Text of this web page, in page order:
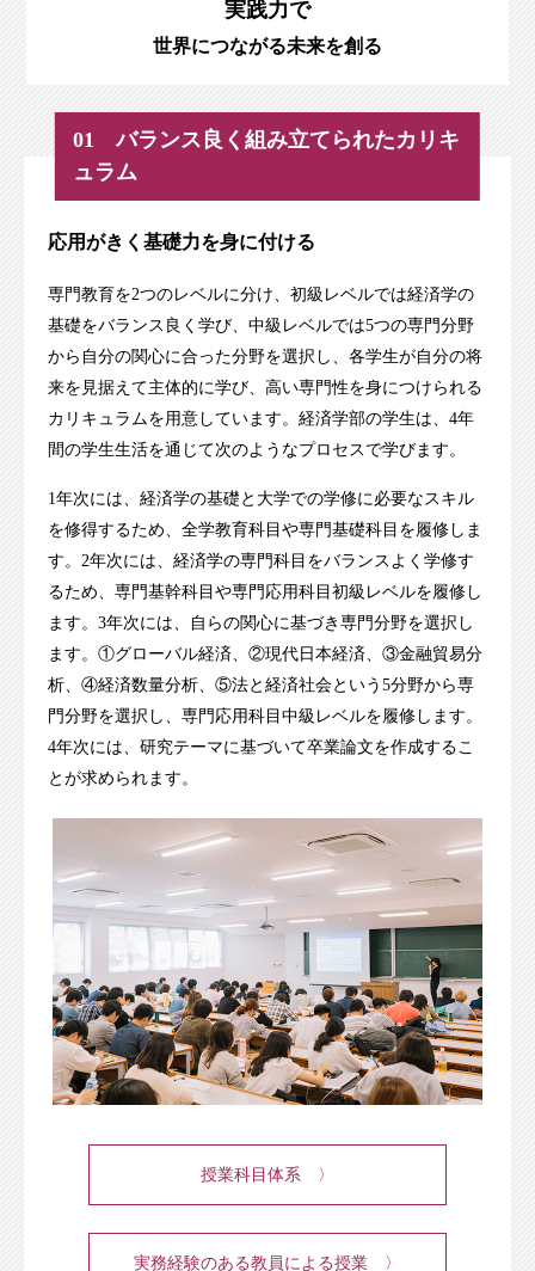
実践力で
世界につながる未来を創る
01 バランス良く組み立てられたカリキ
ュラム
応用がきく基礎力を身に付ける
専門教育を2つのレベルに分け、初級レベルでは経済学の
基礎をバランス良く学び、中級レベルでは5つの専門分野
から自分の関心に合った分野を選択し、各学生が自分の将
来を見据えて主体的に学び、高い専門性を身につけられる
カリキュラムを用意しています。経済学部の学生は、4年
間の学生生活を通じて次のようなプロセスで学びます。
1年次には、経済学の基礎と大学での学修に必要なスキル
を修得するため、全学教育科目や専門基礎科目を履修しま
す。2年次には、経済学の専門科目をバランスよく学修す
るため、専門基幹科目や専門応用科目初級レベルを履修し
ます。3年次には、自らの関心に基づき専門分野を選択し
ます。①グローバル経済、②現代日本経済、③金融貿易分
析、④経済数量分析、⑤法と経済社会という5分野から専
門分野を選択し、専門応用科目中級レベルを履修します。
4年次には、研究テーマに基づいて卒業論文を作成するこ
とが求められます。
授業科目体系 〉
実務経験のある教員による授業 〉